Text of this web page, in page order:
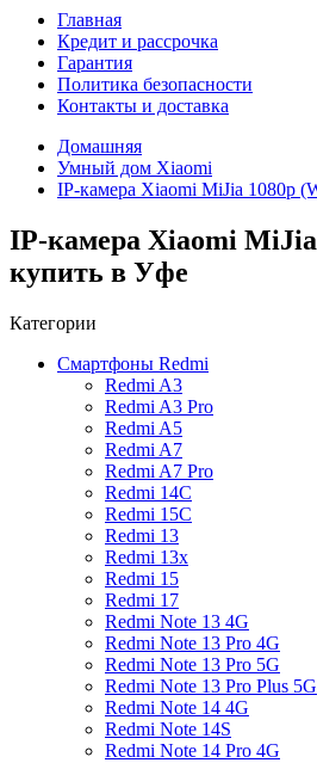
Главная
Кредит и рассрочка
Гарантия
Политика безопасности
Контакты и доставка
Домашняя
Умный дом Xiaomi
IP-камера Xiaomi MiJia 1080p
IP-камера Xiaomi
купить в Уфе
Категории
Смартфоны Redmi
Redmi A3
Redmi A3 Pro
Redmi A5
Redmi A7
Redmi A7 Pro
Redmi 14C
Redmi 15C
Redmi 13
Redmi 13x
Redmi 15
Redmi 17
Redmi Note 13 4G
Redmi Note 13 Pro 4G
Redmi Note 13 Pro 5G
Redmi Note 13 Pro Plus 5G
Redmi Note 14 4G
Redmi Note 14S
Redmi Note 14 Pro 4G